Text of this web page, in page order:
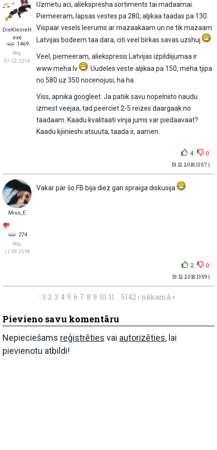
DieKleineH
exe
1469
Reģ:
01.02.2014
Uzmetu aci, aliekspresha sortiments tai madaamai.
Piemeeram, lapsas vestes pa 280, aljikaa taadas pa 130.
Vispaar vesels leerums ar mazaakaam un ne tik mazaam
Latvijas bodeem taa dara, citi veel birkas savas uzshuj
Veel, piemeeram, aliekspresis Latvijas izpildiijumaa ir
www.meha.lv
. Uudeles veste aljikaa pa 150, meha tjipa
no 580 uz 350 nocenojusi, ha ha.
Viss, apnika googleet. Ja patiik savu nopelniito naudu
izmest veejaa, tad peerciet 2-5 reizes daargaak no
taadaam. Kaadu kvalitaati vinja jums var piedaavaat?
Kaadu kjiinieshi atsuuta, taada ir, aamen.
4 0
19.12.2018 13:57 |
Miss_E
274
Reģ:
11.09.2018
Vakar par šo FB bija diez gan spraiga diskusija
2 0
19.12.2018 13:59 |
1 2 3 4 5 6 7 8 9 10 11 .. 5142 nākamā »
Pievieno savu komentāru
Nepieciešams reģistrēties vai autorizēties, lai
pievienotu atbildi!